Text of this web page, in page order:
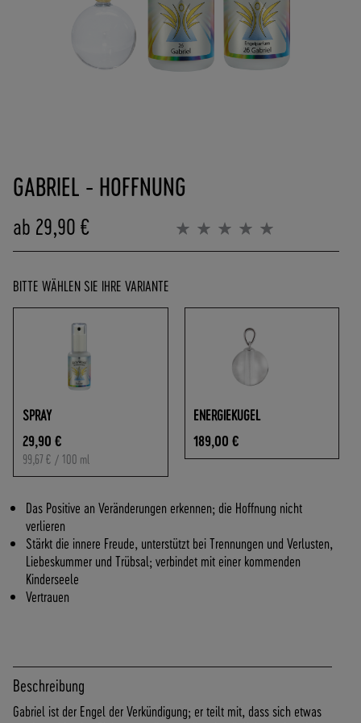
8
0
0
P
O
B
0
-
A
W
E
R
der
Bildergalerie
springen
GABRIEL - HOFFNUNG
ab 29,90 €
Bewertung:
BITTE WÄHLEN SIE IHRE VARIANTE
SPRAY
29,90 €
99,67 € / 100 ml
ENERGIEKUGEL
189,00 €
Das Positive an Veränderungen erkennen; die Hoffnung nicht
verlieren
Stärkt die innere Freude, unterstützt bei Trennungen und Verlusten,
Liebeskummer und Trübsal; verbindet mit einer kommenden
Kinderseele
Vertrauen
Beschreibung
Gabriel ist der Engel der Verkündigung; er teilt mit, dass sich etwas